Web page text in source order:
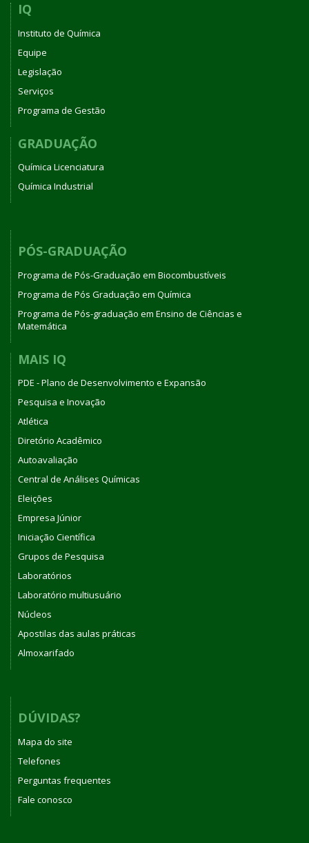
IQ
Instituto de Química
Equipe
Legislação
Serviços
Programa de Gestão
GRADUAÇÃO
Química Licenciatura
Química Industrial
PÓS-GRADUAÇÃO
Programa de Pós-Graduação em Biocombustíveis
Programa de Pós Graduação em Química
Programa de Pós-graduação em Ensino de Ciências e
Matemática
MAIS IQ
PDE - Plano de Desenvolvimento e Expansão
Pesquisa e Inovação
Atlética
Diretório Acadêmico
Autoavaliação
Central de Análises Químicas
Eleições
Empresa Júnior
Iniciação Científica
Grupos de Pesquisa
Laboratórios
Laboratório multiusuário
Núcleos
Apostilas das aulas práticas
Almoxarifado
DÚVIDAS?
Mapa do site
Telefones
Perguntas frequentes
Fale conosco